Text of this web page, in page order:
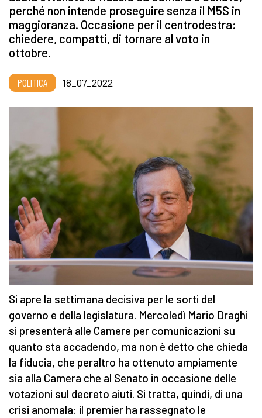
perché non intende proseguire senza il M5S in
maggioranza. Occasione per il centrodestra:
chiedere, compatti, di tornare al voto in
ottobre.
POLITICA 18_07_2022
Si apre la settimana decisiva per le sorti del
governo e della legislatura. Mercoledì Mario Draghi
si presenterà alle Camere per comunicazioni su
quanto sta accadendo, ma non è detto che chieda
la fiducia, che peraltro ha ottenuto ampiamente
sia alla Camera che al Senato in occasione delle
votazioni sul decreto aiuti. Si tratta, quindi, di una
crisi anomala: il premier ha rassegnato le